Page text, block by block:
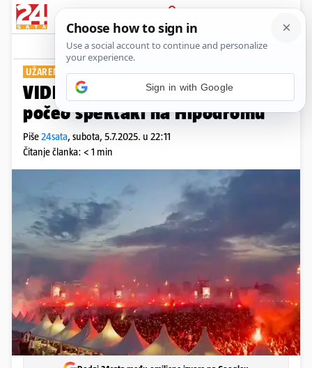
PRIJAVA
Show Komentari
UŽARENA ATMOSFERA
VIDEO Ovo je trenutak kada je
počeo spektakl na Hipodromu
Piše24sata, subota, 5.7.2025. u 22:11
Čitanje članka: < 1 min
Sign in with Google